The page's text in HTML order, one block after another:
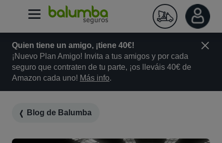
Quien tiene un amigo, ¡tiene 40€!
¡Nuevo Plan Amigo! Invita a tus amigos y por cada
seguro que contraten de tu parte, ¡os lleváis 40€ de
Amazon cada uno! Más info.
Blog de Balumba